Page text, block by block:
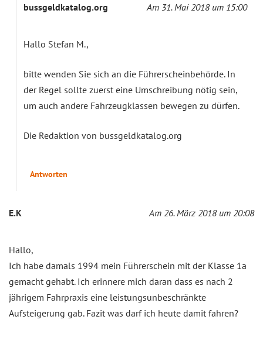
bussgeldkatalog.org Am 31. Mai 2018 um 15:00
Hallo Stefan M.,
bitte wenden Sie sich an die Führerscheinbehörde. In
der Regel sollte zuerst eine Umschreibung nötig sein,
um auch andere Fahrzeugklassen bewegen zu dürfen.
Die Redaktion von bussgeldkatalog.org
Antworten
E.K Am 26. März 2018 um 20:08
Hallo,
Ich habe damals 1994 mein Führerschein mit der Klasse 1a
gemacht gehabt. Ich erinnere mich daran dass es nach 2
jährigem Fahrpraxis eine leistungsunbeschränkte
Aufsteigerung gab. Fazit was darf ich heute damit fahren?